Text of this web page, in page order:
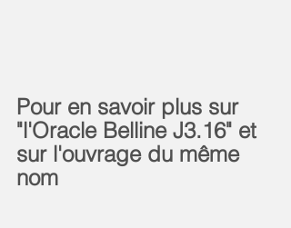
Pour en savoir plus sur
"l'Oracle Belline J3.16" et
sur l'ouvrage du même
nom